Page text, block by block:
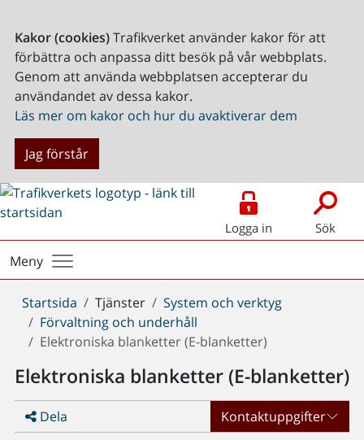
Kakor (cookies)Trafikverket använder kakor för att
förbättra och anpassa ditt besök på vår webbplats.
Genom att använda webbplatsen accepterar du
användandet av dessa kakor.
Läs mer om kakor och hur du avaktiverar dem
Jag förstår
Logga in Sök
Meny
Du
är
här:
Startsida Tjänster
System och verktyg
Förvaltning och underhåll
Elektroniska blanketter (E-blanketter)
Elektroniska blanketter (E-blanketter)
Dela Kontaktuppgifter